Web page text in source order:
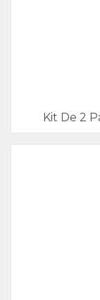
Kit De 2